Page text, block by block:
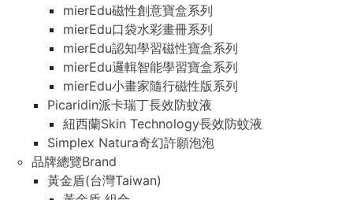
mierEdu磁性創意寶盒系列
mierEdu口袋水彩畫冊系列
mierEdu認知學習磁性寶盒系列
mierEdu邏輯智能學習寶盒系列
mierEdu小畫家隨行磁性版系列
Picaridin派卡瑞丁長效防蚊液
紐西蘭Skin Technology長效防蚊液
Simplex Natura奇幻許願泡泡
品牌總覽Brand
黃金盾(台灣Taiwan)